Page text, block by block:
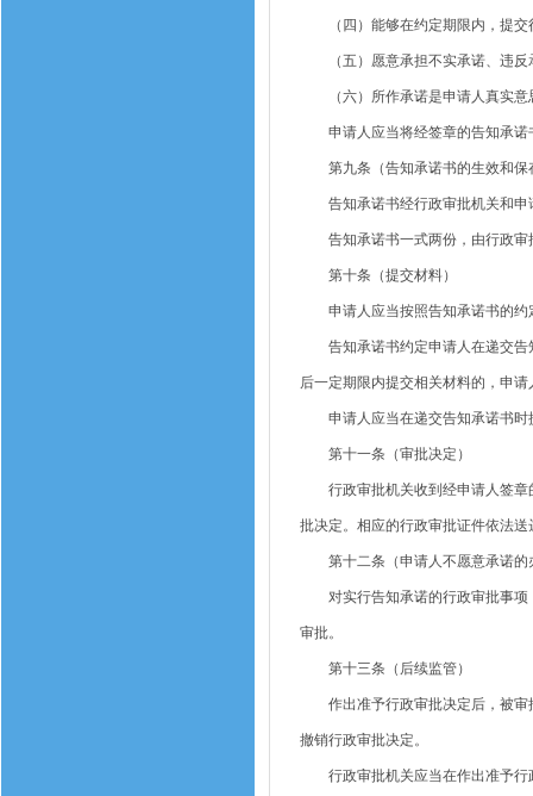
（四）能够在约定期限内，提交
（五）愿意承担不实承诺、违反
（六）所作承诺是申请人真实意
申请人应当将经签章的告知承诺
第九条（告知承诺书的生效和保
告知承诺书经行政审批机关和申
告知承诺书一式两份，由行政审
第十条（提交材料）
申请人应当按照告知承诺书的约
告知承诺书约定申请人在递交告
后一定期限内提交相关材料的，申
申请人应当在递交告知承诺书时
第十一条（审批决定）
行政审批机关收到经申请人签章
批决定。相应的行政审批证件依法送
第十二条（申请人不愿意承诺的
对实行告知承诺的行政审批事项
审批。
第十三条（后续监管）
作出准予行政审批决定后，被审
撤销行政审批决定。
行政审批机关应当在作出准予行